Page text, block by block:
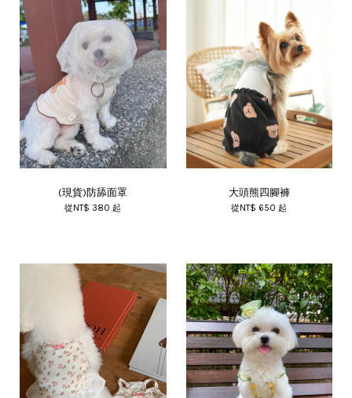
(現貨)防舔面罩
從NT$ 380起
大頭熊四腳褲
從NT$ 650起